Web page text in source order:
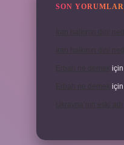
SON YORUMLAR
için
için